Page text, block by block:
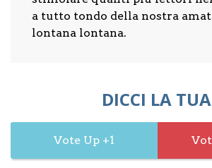
a tutto tondo della nostra
lontana lontana.
DICCI LA
1